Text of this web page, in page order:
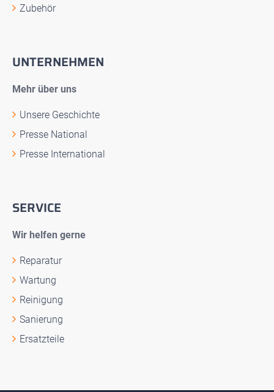
Zubehör
UNTERNEHMEN
Mehr über uns
Unsere Geschichte
Presse National
Presse International
SERVICE
Wir helfen gerne
Reparatur
Wartung
Reinigung
Sanierung
Ersatzteile